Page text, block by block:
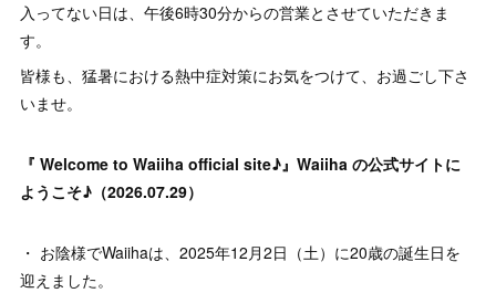
入ってない日は、午後6時30分からの営業とさせていただきま
す。
皆様も、猛暑における熱中症対策にお気をつけて、お過ごし下さ
いませ。
『 Welcome to Waiiha official site♪』Waiiha の公式サイトに
ようこそ♪（2026.07.29）
・ お陰様でWaiihaは、2025年12月2日（土）に20歳の誕⽣⽇を
迎えました。